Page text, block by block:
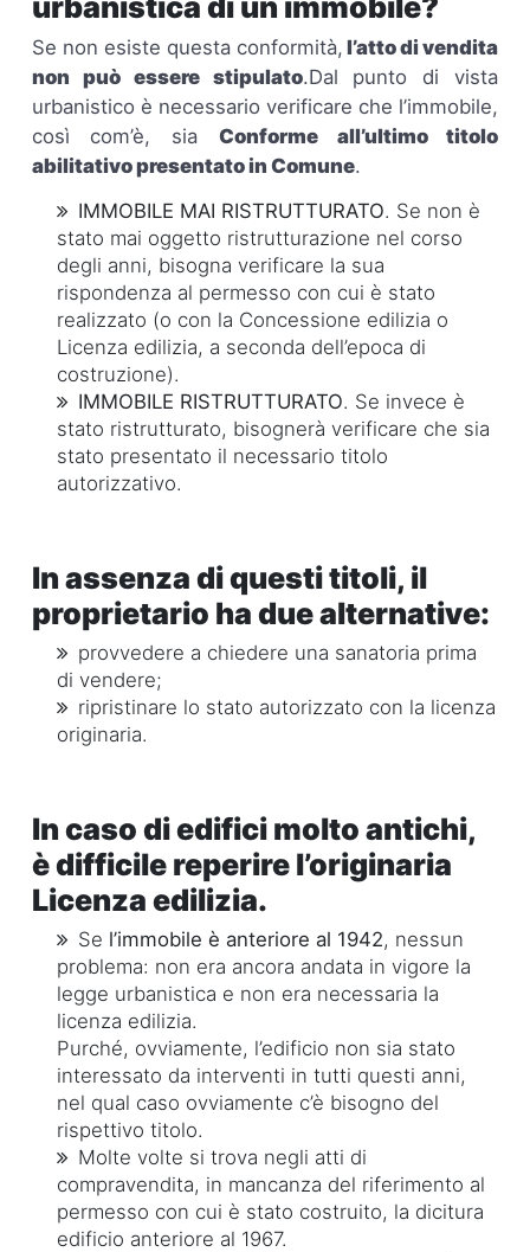
urbanistica di un immobile?
Se non esiste questa conformità, l’atto di vendita
non può essere stipulato.Dal punto di vista
urbanistico è necessario verificare che l’immobile,
così com’è, sia Conforme all’ultimo titolo
abilitativo presentato in Comune.
IMMOBILE MAI RISTRUTTURATO. Se non è
stato mai oggetto ristrutturazione nel corso
degli anni, bisogna verificare la sua
rispondenza al permesso con cui è stato
realizzato (o con la Concessione edilizia o
Licenza edilizia, a seconda dell’epoca di
costruzione).
IMMOBILE RISTRUTTURATO. Se invece è
stato ristrutturato, bisognerà verificare che sia
stato presentato il necessario titolo
autorizzativo.
In assenza di questi titoli, il
proprietario ha due alternative:
provvedere a chiedere una sanatoria prima
di vendere;
ripristinare lo stato autorizzato con la licenza
originaria.
In caso di edifici molto antichi,
è difficile reperire l’originaria
Licenza edilizia.
Se l’immobile è anteriore al 1942, nessun
problema: non era ancora andata in vigore la
legge urbanistica e non era necessaria la
licenza edilizia.
Purché, ovviamente, l’edificio non sia stato
interessato da interventi in tutti questi anni,
nel qual caso ovviamente c’è bisogno del
rispettivo titolo.
Molte volte si trova negli atti di
compravendita, in mancanza del riferimento al
permesso con cui è stato costruito, la dicitura
edificio anteriore al 1967.